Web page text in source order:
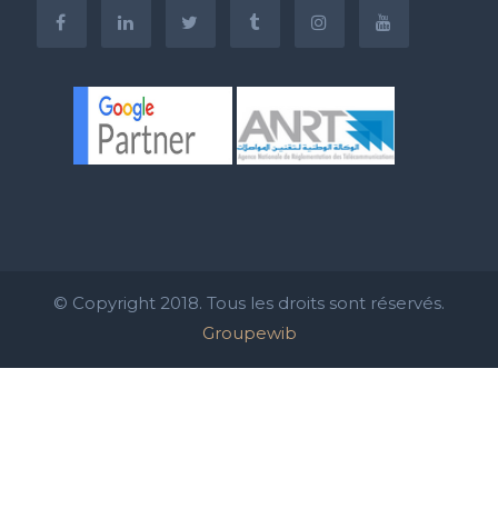
© Copyright 2018. Tous les droits sont réservés.
Groupewib